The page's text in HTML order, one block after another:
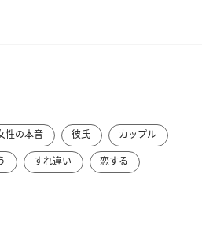
性の本音 彼氏
カップル
すれ違い
恋する